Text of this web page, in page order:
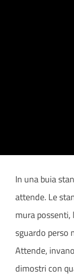
In una buia
attende. Le
mura possenti,
sguardo perso
Attende,
dimostri con